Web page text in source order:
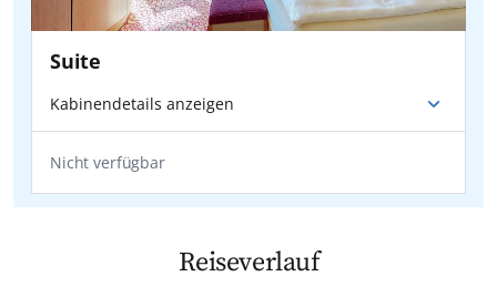
Suite
Kabinendetails anzeigen
Nicht verfügbar
Reiseverlauf